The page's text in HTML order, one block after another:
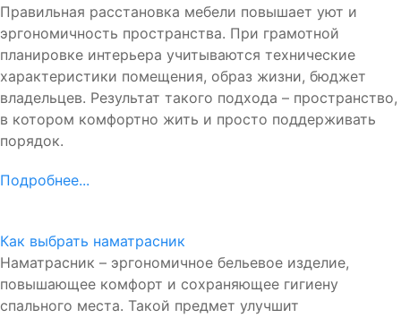
Правильная расстановка мебели повышает уют и
эргономичность пространства. При грамотной
планировке интерьера учитываются технические
характеристики помещения, образ жизни, бюджет
владельцев. Результат такого подхода – пространство,
в котором комфортно жить и просто поддерживать
порядок.
Подробнее...
Как выбрать наматрасник
Наматрасник – эргономичное бельевое изделие,
повышающее комфорт и сохраняющее гигиену
спального места. Такой предмет улучшит